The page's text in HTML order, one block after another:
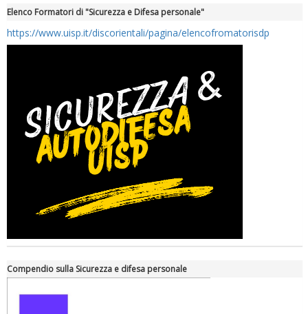
Elenco Formatori di "Sicurezza e Difesa personale"
https://www.uisp.it/discorientali/pagina/elencofromatorisdp
Compendio sulla Sicurezza e difesa personale